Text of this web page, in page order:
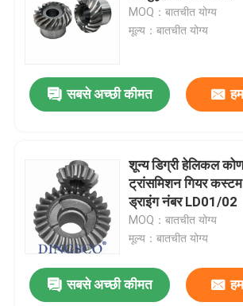
MOQ：बातचीत योग्य
मूल्य：बातचीत योग्य
सबसे अच्छी कीमत
शून्य डिग्री हेलिकल
ट्रांसमिशन गियर
ड्राइंग नंबर LD01/02
MOQ：बातचीत योग्य
मूल्य：बातचीत योग्य
सबसे अच्छी कीमत